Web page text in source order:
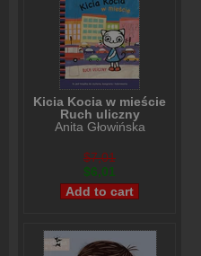
Kicia Kocia w mieście
Ruch uliczny
Anita Głowińska
$7,01
$6,01